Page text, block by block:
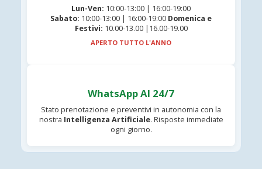
Lun-Ven: 10:00-13:00 | 16:00-19:00
Sabato: 10:00-13:00 | 16:00-19:00 Domenica e
Festivi: 10.00-13.00 |16.00-19.00
APERTO TUTTO L'ANNO
WhatsApp AI 24/7
Stato prenotazione e preventivi in autonomia con la
nostra Intelligenza Artificiale. Risposte immediate
ogni giorno.